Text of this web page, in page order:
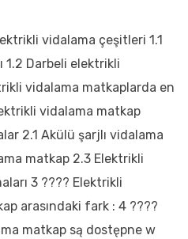
vidalama çeşitleri 1.1
1.2 Darbeli elektrikli
vidalama matkaplarda en
vidalama matkap
2.1 Akülü şarjlı vidalama
matkap 2.3 Elektrikli
3 ???? Elektrikli
arasındaki fark : 4 ????
matkap są dostępne w